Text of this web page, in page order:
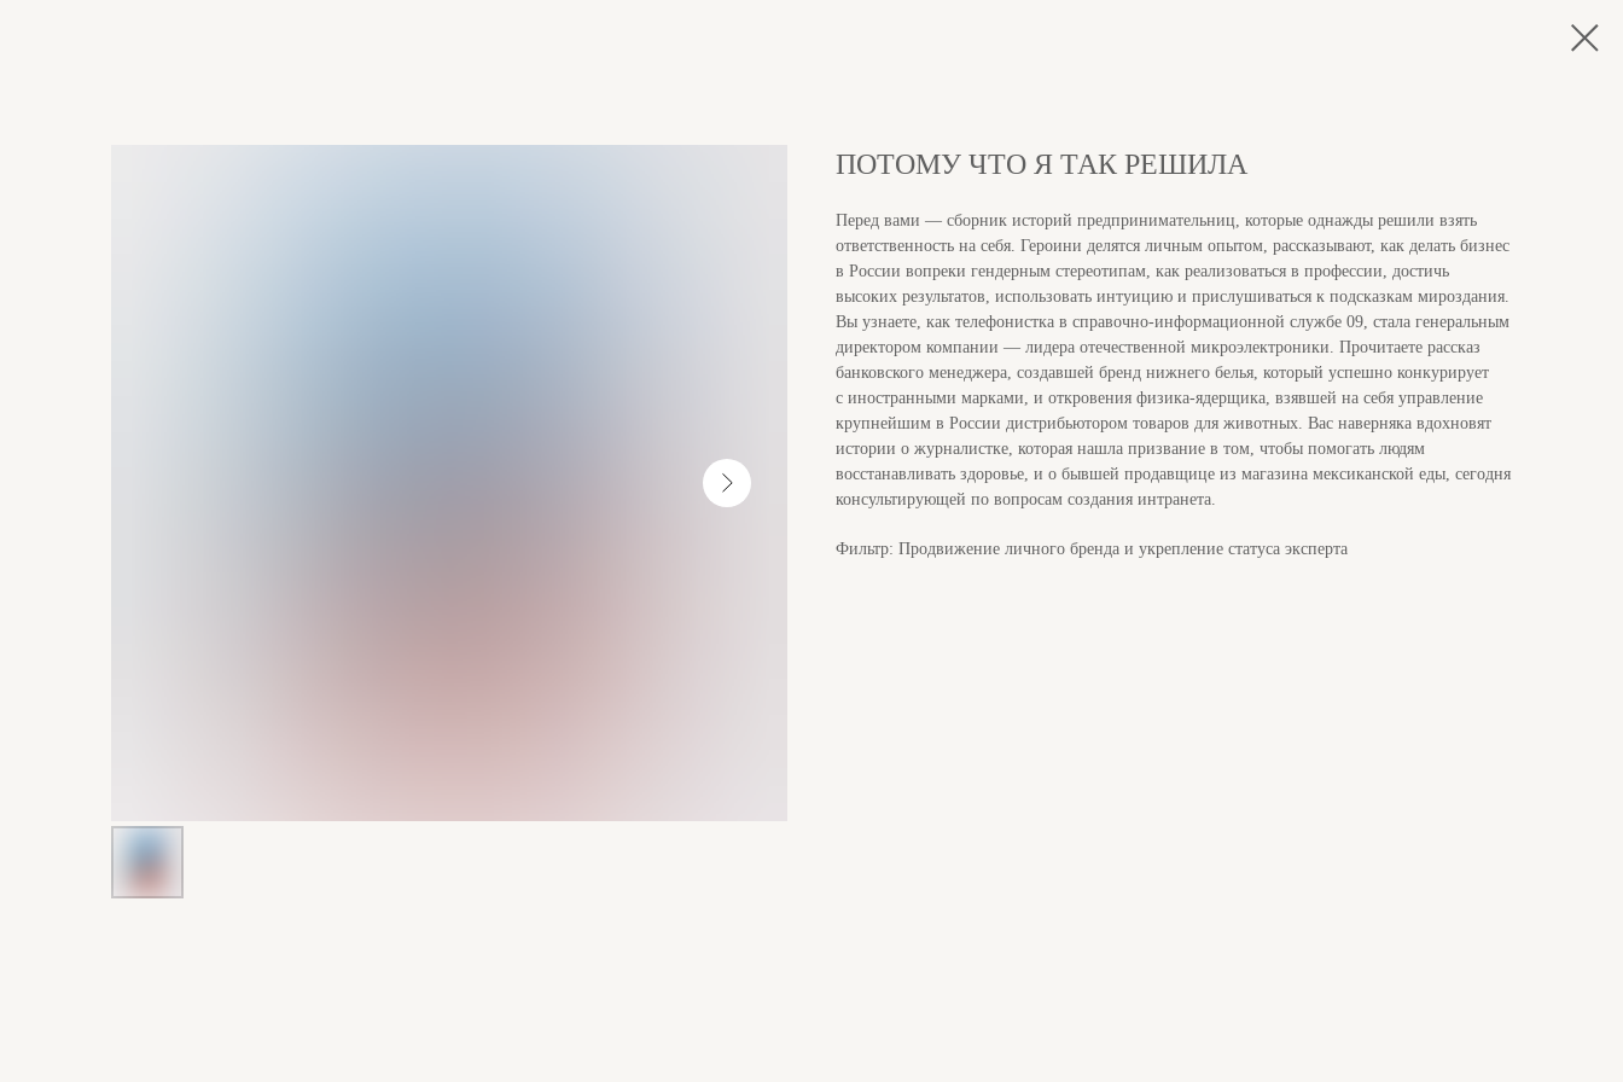
ПОТОМУ ЧТО Я ТАК РЕШИЛА
Перед вами — сборник историй предпринимательниц, которые однажды решили взять
ответственность на себя. Героини делятся личным опытом, рассказывают, как делать бизнес
в России вопреки гендерным стереотипам, как реализоваться в профессии, достичь
высоких результатов, использовать интуицию и прислушиваться к подсказкам мироздания.
Вы узнаете, как телефонистка в справочно-информационной службе 09, стала генеральным
директором компании — лидера отечественной микроэлектроники. Прочитаете рассказ
банковского менеджера, создавшей бренд нижнего белья, который успешно конкурирует
с иностранными марками, и откровения физика-ядерщика, взявшей на себя управление
крупнейшим в России дистрибьютором товаров для животных. Вас наверняка вдохновят
истории о журналистке, которая нашла призвание в том, чтобы помогать людям
восстанавливать здоровье, и о бывшей продавщице из магазина мексиканской еды, сегодня
консультирующей по вопросам создания интранета.
Фильтр: Продвижение личного бренда и укрепление статуса эксперта